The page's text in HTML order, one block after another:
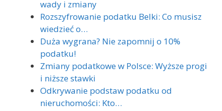
wady i zmiany
Rozszyfrowanie podatku Belki: Co musisz
wiedzieć o…
Duża wygrana? Nie zapomnij o 10%
podatku!
Zmiany podatkowe w Polsce: Wyższe progi
i niższe stawki
Odkrywanie podstaw podatku od
nieruchomości: Kto…